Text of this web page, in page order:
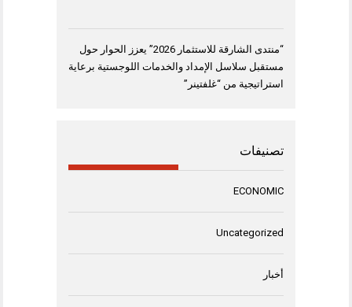
“منتدى الشارقة للاستثمار 2026” يعزز الحوار حول
مستقبل سلاسل الإمداد والخدمات اللوجستية برعاية
استراتيجية من “غلفتينر”
تصنيفات
ECONOMIC
Uncategorized
أخبار